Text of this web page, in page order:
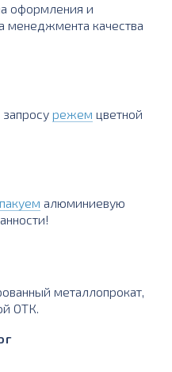
оформления и
менеджмента качества
режем цветной
алюминиевую
металлопрокат,
ОТК.